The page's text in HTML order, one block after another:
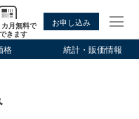
月無料で
きます
お申し込み
格 統計・販価情報